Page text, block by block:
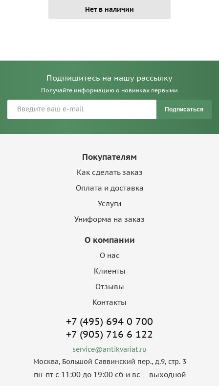
Нет в наличии
Подпишитесь на нашу рассылку
Получайте информацию о новинках первыми
Подписаться
Покупателям
Как сделать заказ
Оплата и доставка
Услуги
Униформа на заказ
О компании
О нас
Клиенты
Отзывы
Контакты
+7 (495) 694 0 700
+7 (905) 716 6 122
service@antikvariat.ru
Москва, Большой Саввинский пер., д.9, стр. 3
пн-пт с 11:00 до 19:00 сб и вс – выходной